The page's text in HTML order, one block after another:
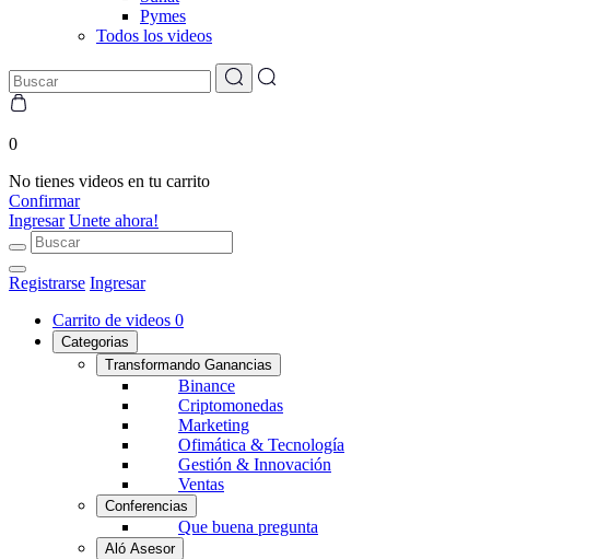
Pymes
Todos los videos
0
No tienes videos en tu carrito
Confirmar
Ingresar Unete ahora!
Registrarse Ingresar
Carrito de videos 0
Categorias
Transformando Ganancias
Binance
Criptomonedas
Marketing
Ofimática & Tecnología
Gestión & Innovación
Ventas
Conferencias
Que buena pregunta
Aló Asesor